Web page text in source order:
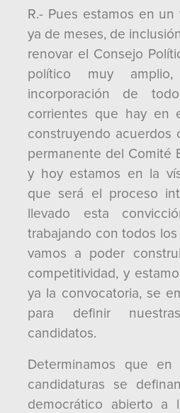
R.- Pues estamos en
ya de meses, de
renovar el Consejo
político muy
incorporación de
corrientes que hay en
construyendo acuerdos
permanente del Comité
y hoy estamos en la
que será el proceso
llevado esta
trabajando con todos
vamos a poder
competitividad, y
ya la convocatoria, se
para definir
candidatos.
Determinamos que en
candidaturas se
democrático abierto